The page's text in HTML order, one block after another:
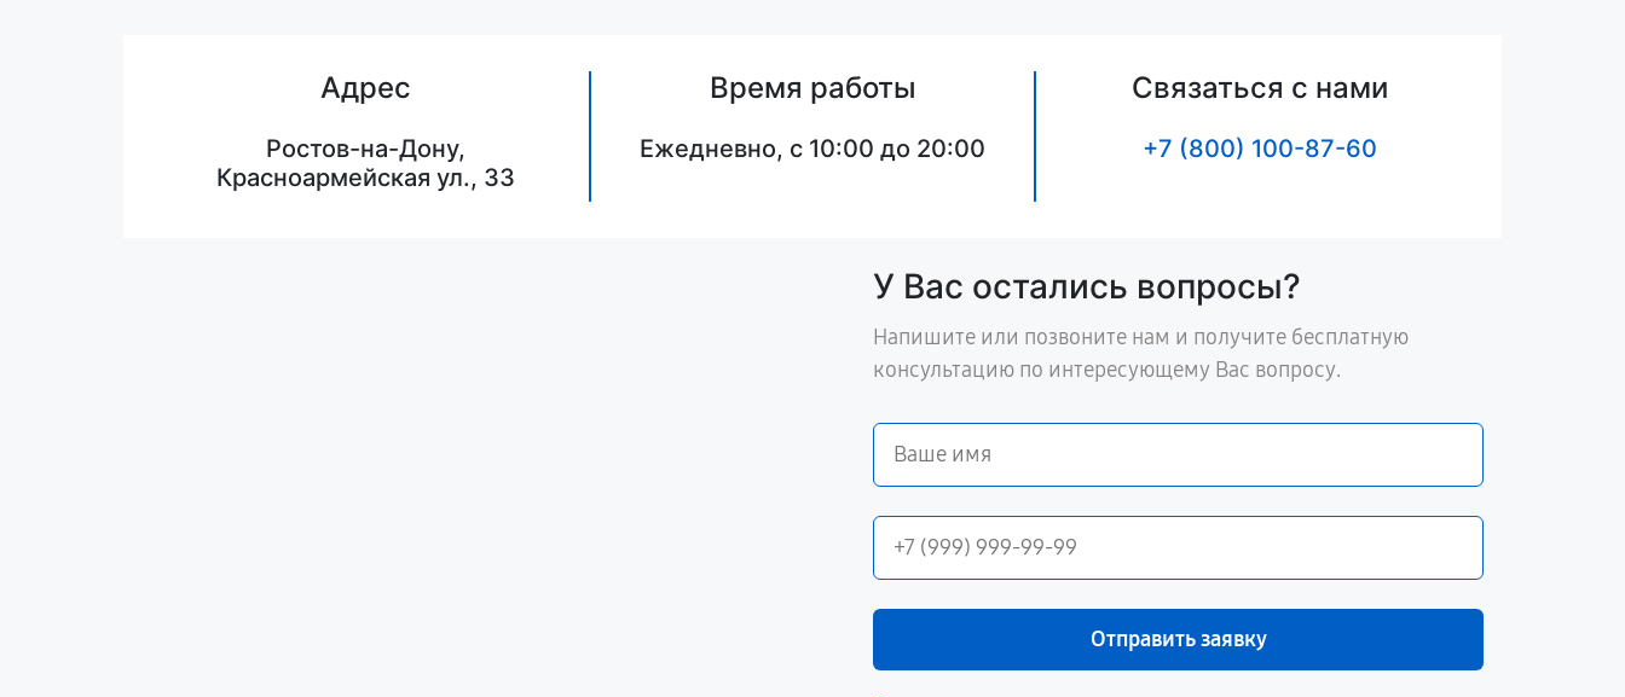
Адрес
Ростов-на-Дону,
Красноармейская ул., 33
Время работы
Ежедневно, с 10:00 до 20:00
Связаться с нами
+7 (800) 100-87-60
У Вас остались вопросы?
Напишите или позвоните нам и получите бесплатную
консультацию по интересующему Вас вопросу.
Отправить заявку